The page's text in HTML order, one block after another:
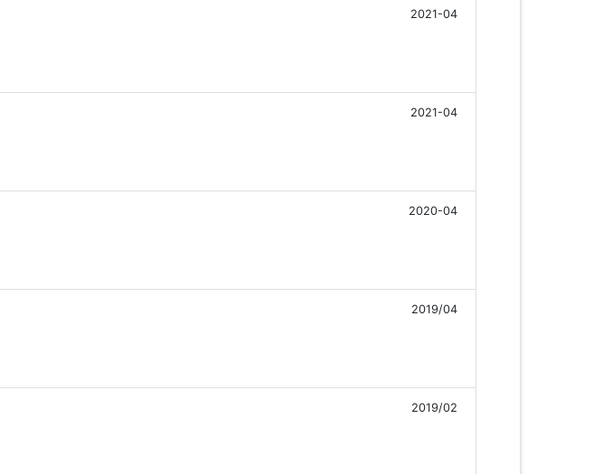
2021-04
2021-04
2020-04
2019/04
2019/02